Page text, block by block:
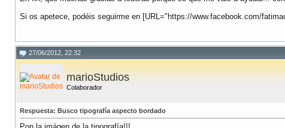
Si os apetece, podéis seguirme en [URL="https://www.facebook.com/
27/06/2012, 22:32
marioStudios
Colaborador
Respuesta: Busco tipografía aspecto bordado